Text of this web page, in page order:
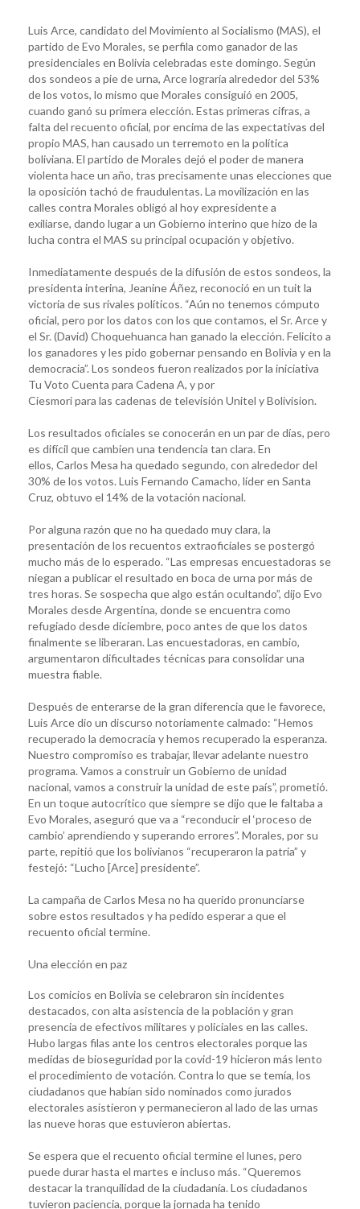
Luis Arce, candidato del Movimiento al Socialismo (MAS), el
partido de Evo Morales, se perfila como ganador de las
presidenciales en Bolivia celebradas este domingo. Según
dos sondeos a pie de urna, Arce lograría alrededor del 53%
de los votos, lo mismo que Morales consiguió en 2005,
cuando ganó su primera elección. Estas primeras cifras, a
falta del recuento oficial, por encima de las expectativas del
propio MAS, han causado un terremoto en la política
boliviana. El partido de Morales dejó el poder de manera
violenta hace un año, tras precisamente unas elecciones que
la oposición tachó de fraudulentas. La movilización en las
calles contra Morales obligó al hoy expresidente a
exiliarse, dando lugar a un Gobierno interino que hizo de la
lucha contra el MAS su principal ocupación y objetivo.
Inmediatamente después de la difusión de estos sondeos, la
presidenta interina, Jeanine Áñez, reconoció en un tuit la
victoria de sus rivales políticos. “Aún no tenemos cómputo
oficial, pero por los datos con los que contamos, el Sr. Arce y
el Sr. (David) Choquehuanca han ganado la elección. Felicito a
los ganadores y les pido gobernar pensando en Bolivia y en la
democracia”. Los sondeos fueron realizados por la iniciativa
Tu Voto Cuenta para Cadena A, y por
Ciesmori para las cadenas de televisión Unitel y Bolivision.
Los resultados oficiales se conocerán en un par de días, pero
es difícil que cambien una tendencia tan clara. En
ellos, Carlos Mesa ha quedado segundo, con alrededor del
30% de los votos. Luis Fernando Camacho, líder en Santa
Cruz, obtuvo el 14% de la votación nacional.
Por alguna razón que no ha quedado muy clara, la
presentación de los recuentos extraoficiales se postergó
mucho más de lo esperado. “Las empresas encuestadoras se
niegan a publicar el resultado en boca de urna por más de
tres horas. Se sospecha que algo están ocultando”, dijo Evo
Morales desde Argentina, donde se encuentra como
refugiado desde diciembre, poco antes de que los datos
finalmente se liberaran. Las encuestadoras, en cambio,
argumentaron dificultades técnicas para consolidar una
muestra fiable.
Después de enterarse de la gran diferencia que le favorece,
Luis Arce dio un discurso notoriamente calmado: “Hemos
recuperado la democracia y hemos recuperado la esperanza.
Nuestro compromiso es trabajar, llevar adelante nuestro
programa. Vamos a construir un Gobierno de unidad
nacional, vamos a construir la unidad de este país”, prometió.
En un toque autocrítico que siempre se dijo que le faltaba a
Evo Morales, aseguró que va a “reconducir el ‘proceso de
cambio’ aprendiendo y superando errores”. Morales, por su
parte, repitió que los bolivianos “recuperaron la patria” y
festejó: “Lucho [Arce] presidente”.
La campaña de Carlos Mesa no ha querido pronunciarse
sobre estos resultados y ha pedido esperar a que el
recuento oficial termine.
Una elección en paz
Los comicios en Bolivia se celebraron sin incidentes
destacados, con alta asistencia de la población y gran
presencia de efectivos militares y policiales en las calles.
Hubo largas filas ante los centros electorales porque las
medidas de bioseguridad por la covid-19 hicieron más lento
el procedimiento de votación. Contra lo que se temía, los
ciudadanos que habían sido nominados como jurados
electorales asistieron y permanecieron al lado de las urnas
las nueve horas que estuvieron abiertas.
Se espera que el recuento oficial termine el lunes, pero
puede durar hasta el martes e incluso más. “Queremos
destacar la tranquilidad de la ciudadanía. Los ciudadanos
tuvieron paciencia, porque la jornada ha tenido